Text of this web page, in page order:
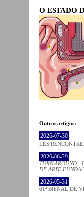
O ESTADO
Outros artigos:
2026-07-30
LES
2026-06-29
TURN AROUND -
DE ARTE
2026-05-31
61ª BIENAL DE